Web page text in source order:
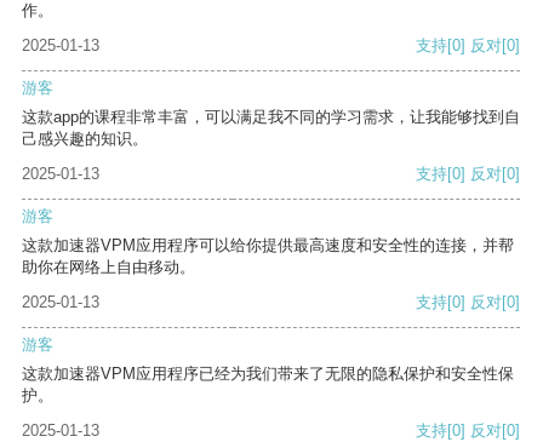
作。
2025-01-13
支持[0] 反对[0]
游客
这款app的课程非常丰富，可以满足我不同的学习需求，让我能够找到自
己感兴趣的知识。
2025-01-13
支持[0] 反对[0]
游客
这款加速器VPM应用程序可以给你提供最高速度和安全性的连接，并帮
助你在网络上自由移动。
2025-01-13
支持[0] 反对[0]
游客
这款加速器VPM应用程序已经为我们带来了无限的隐私保护和安全性保
护。
2025-01-13
支持[0] 反对[0]